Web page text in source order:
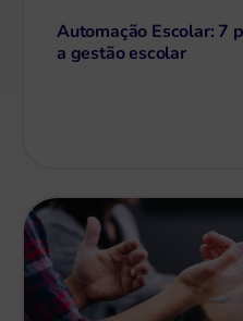
Automação Escolar: 7
a gestão escolar